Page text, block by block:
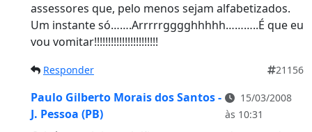
assessores que, pelo menos sejam alfabetizados.
Um instante só…….Arrrrrgggghhhhh………..É que eu
vou vomitar!!!!!!!!!!!!!!!!!!!!!!!
Responder 21156
Paulo Gilberto Morais dos Santos -
J. Pessoa (PB)
15/03/2008
às 10:31